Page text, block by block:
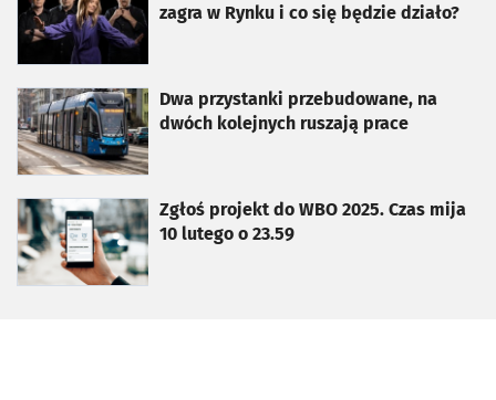
zagra w Rynku i co się będzie działo?
Dwa przystanki przebudowane, na
dwóch kolejnych ruszają prace
otworzy się w nowej karcie
Zgłoś projekt do WBO 2025. Czas mija
10 lutego o 23.59
otworzy się w nowej karcie